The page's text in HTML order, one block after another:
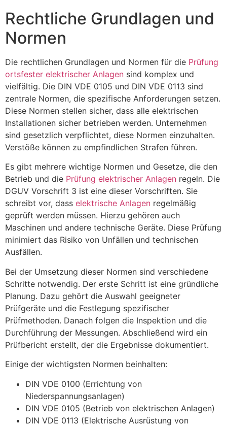
Rechtliche Grundlagen und
Normen
Die rechtlichen Grundlagen und Normen für die Prüfung
ortsfester elektrischer Anlagen sind komplex und
vielfältig. Die DIN VDE 0105 und DIN VDE 0113 sind
zentrale Normen, die spezifische Anforderungen setzen.
Diese Normen stellen sicher, dass alle elektrischen
Installationen sicher betrieben werden. Unternehmen
sind gesetzlich verpflichtet, diese Normen einzuhalten.
Verstöße können zu empfindlichen Strafen führen.
Es gibt mehrere wichtige Normen und Gesetze, die den
Betrieb und die Prüfung elektrischer Anlagen regeln. Die
DGUV Vorschrift 3 ist eine dieser Vorschriften. Sie
schreibt vor, dass elektrische Anlagen regelmäßig
geprüft werden müssen. Hierzu gehören auch
Maschinen und andere technische Geräte. Diese Prüfung
minimiert das Risiko von Unfällen und technischen
Ausfällen.
Bei der Umsetzung dieser Normen sind verschiedene
Schritte notwendig. Der erste Schritt ist eine gründliche
Planung. Dazu gehört die Auswahl geeigneter
Prüfgeräte und die Festlegung spezifischer
Prüfmethoden. Danach folgen die Inspektion und die
Durchführung der Messungen. Abschließend wird ein
Prüfbericht erstellt, der die Ergebnisse dokumentiert.
Einige der wichtigsten Normen beinhalten:
DIN VDE 0100 (Errichtung von
Niederspannungsanlagen)
DIN VDE 0105 (Betrieb von elektrischen Anlagen)
DIN VDE 0113 (Elektrische Ausrüstung von